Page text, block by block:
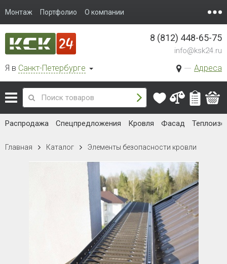
Монтаж Портфолио О компании
Я в Санкт-Петербурге Адреса
8 (812) 448-65-75
info@ksk24.ru
Распродажа Спецпредложения Кровля Фасад
Главная Каталог Элементы безопасности кровли